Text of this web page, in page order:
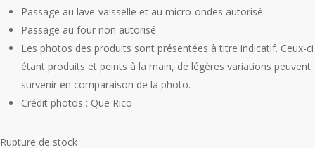
Passage au lave-vaisselle et au micro-ondes autorisé
Passage au four non autorisé
Les photos des produits sont présentées à titre indicatif. Ceux-ci
étant produits et peints à la main, de légères variations peuvent
survenir en comparaison de la photo.
Crédit photos : Que Rico
Rupture de stock